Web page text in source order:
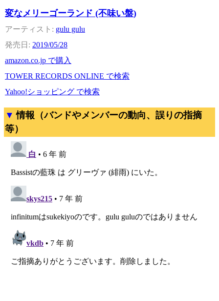
変なメリーゴーランド (不味い盤)
gulu gulu
2019/05/28
amazon.co.jp で購入
TOWER RECORDS ONLINE で検索
Yahoo!ショッピング で検索
情報（バンドやメンバーの動向、誤りの指摘
等）